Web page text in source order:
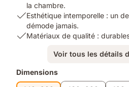
Espace
optimisé
:
d’ouverture
la chambre.
USP
Esthétique
design
Esthétique intemporelle : un
démode jamais.
USP
qualité
Matériaux de qualité :
Voir tous les détails
Produits
supplémentaires
Dimensions